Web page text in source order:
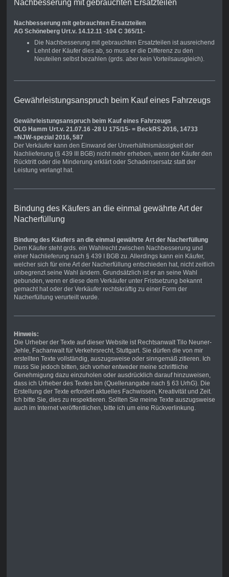
Nachbesserung mit gebrauchten Ersatzteilen
Nachbesserung mit gebrauchten Ersatzteilen
AG Schöneberg Urt.v. 14.12.11 -104 C 365/11-
Die Nachbesserung mit gebrauchten Ersatzteilen ist ausreichend
Lehnt der Käufer dies ab, so muss er die Differenz zu den
Neuteilen selbst bezahlen (grds. aber kein Vorteilsausgleich).
Gewährleistungsanspruch beim Kauf eines Fahrzeugs
Gewährleistungsanspruch beim Kauf eines Fahrzeugs
OLG Hamm Urt.v. 21.07.16 -28 U 175/15- = BeckRS 2016, 14733
=NJW-spezial 2016, 587
Der Verkäufer kann den Einwand der Unverhältnismässigkeit der
Nachlieferung (§ 439 III BGB) nicht mehr erheben, wenn der Käufer den
Rücktritt oder die Minderung erklärt oder Schadensersatz statt der
Leistung verlangt hat.
Bindung des Käufers an die einmal gewährte Art der
Nacherfüllung
Bindung des Käufers an die einmal gewährte Art der Nacherfüllung
Dem Käufer steht grds. ein Wahlrecht zwischen Nachbesserung und
einer Nachlieferung nach § 439 I BGB zu. Allerdings kann ein Käufer,
welcher sich für eine Art der Nacherfüllung entschieden hat, nicht zeitlich
unbegrenzt seine Wahl ändern. Grundsätzlich ist er an seine Wahl
gebunden, wenn er diese dem Verkäufer unter Fristsetzung bekannt
gemacht hat oder der Verkäufer rechtskräftig zu einer Form der
Nacherfüllung verurteilt wurde.
Hinweis:
Die Urheber der Texte auf dieser Website ist Rechtsanwalt Tilo Neuner-
Jehle, Fachanwalt für Verkehrsrecht, Stuttgart. Sie dürfen die von mir
erstellten Texte vollständig, auszugsweise oder sinngemäß zitieren. Ich
muss Sie jedoch bitten, sich vorher entweder meine schriftliche
Genehmigung dazu einzuholen oder ausdrücklich darauf hinzuweisen,
dass ich Urheber des Textes bin (Quellenangabe nach § 63 UrhG). Die
Erstellung der Texte erfordert aktuelles Fachwissen, Kreativität und Zeit.
Ich bitte Sie, dies zu respektieren. Sollten Sie meine Texte auszugsweise
auch im Internet veröffentlichen, bitte ich um eine Rückverlinkung.